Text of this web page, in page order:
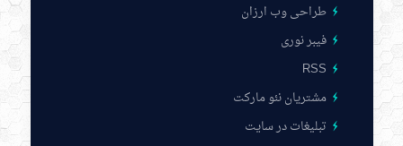
طراحی وب ارزان
فیبر نوری
RSS
مشتریان نئو مارکت
تبلیغات در سایت